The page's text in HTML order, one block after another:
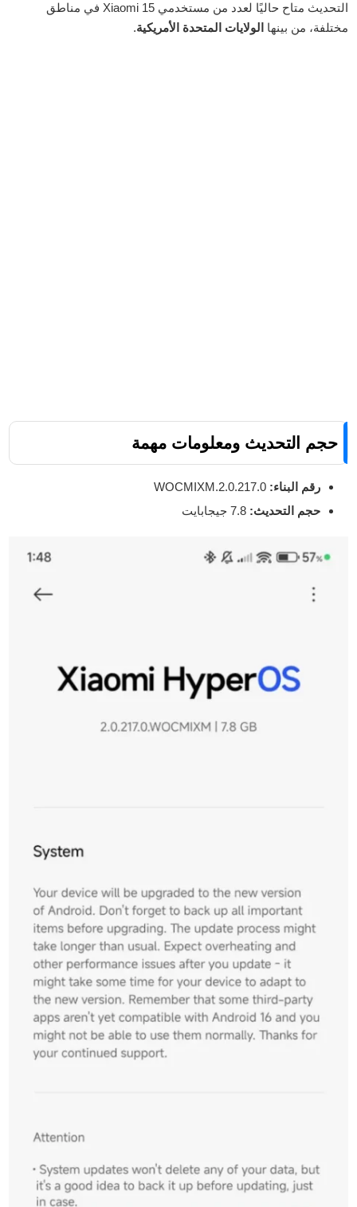
التحديث متاح حاليًا لعدد من مستخدمي Xiaomi 15 في مناطق
مختلفة، من بينها الولايات المتحدة الأمريكية.
حجم التحديث ومعلومات مهمة
رقم البناء:
حجم التحديث: